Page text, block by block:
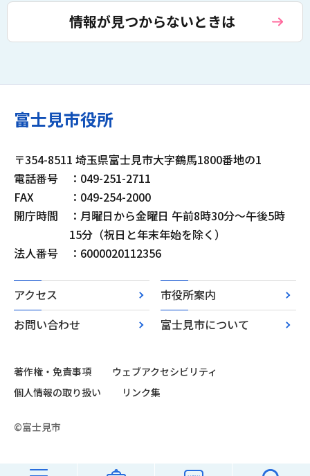
情報が見つからないときは
富士見市役所
〒354-8511 埼玉県富士見市大字鶴馬1800番地の1
電話番号
：049-251-2711
FAX
：049-254-2000
開庁時間
：月曜日から金曜日 午前8時30分～午後5時
15分（祝日と年末年始を除く）
法人番号
：6000020112356
アクセス
市役所案内
お問い合わせ
富士見市について
著作権・免責事項
ウェブアクセシビリティ
個人情報の取り扱い
リンク集
©富士見市